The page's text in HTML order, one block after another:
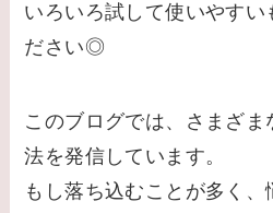
いろいろ試して使いやすい
ださい◎
このブログでは、さまざ
法を発信しています。
もし落ち込むことが多く